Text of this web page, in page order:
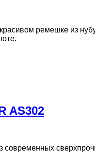
ремешке из
AS302